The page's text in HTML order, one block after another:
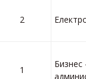
2
1
Бизнес